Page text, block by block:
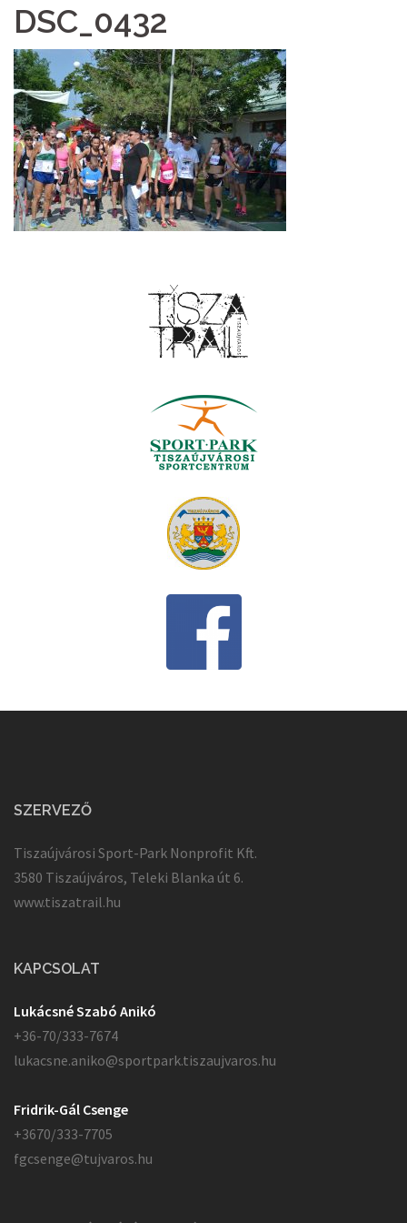
DSC_0432
SZERVEZŐ
Tiszaújvárosi Sport-Park Nonprofit Kft.
3580 Tiszaújváros, Teleki Blanka út 6.
www.tiszatrail.hu
KAPCSOLAT
Lukácsné Szabó Anikó
+36-70/333-7674
lukacsne.aniko@sportpark.tiszaujvaros.hu
Fridrik-Gál Csenge
+3670/333-7705
fgcsenge@tujvaros.hu